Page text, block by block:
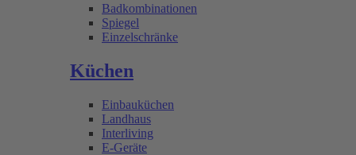
Badkombinationen
Spiegel
Einzelschränke
Küchen
Einbauküchen
Landhaus
Interliving
E-Geräte